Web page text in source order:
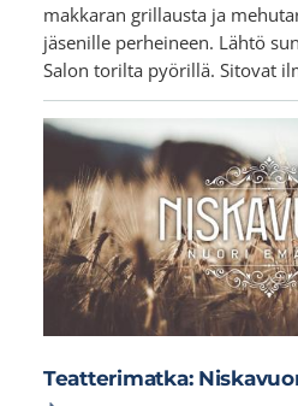
makkaran grillausta ja
jäsenille perheineen. Lähtö
Salon torilta pyörillä. Sitovat
Teatterimatka: